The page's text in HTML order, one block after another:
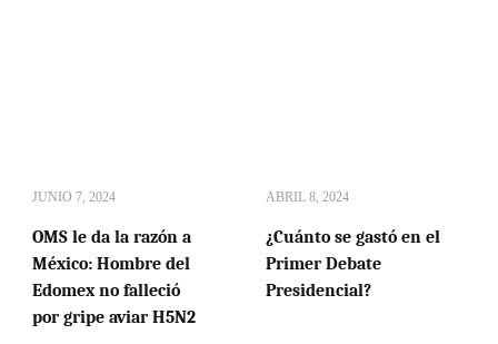
JUNIO 7, 2024
OMS le da la razón a
México: Hombre del
Edomex no falleció
por gripe aviar H5N2
ABRIL 8, 2024
¿Cuánto se gastó en el
Primer Debate
Presidencial?